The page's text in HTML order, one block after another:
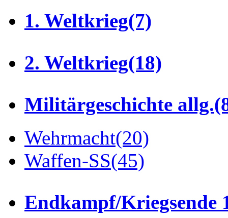
1. Weltkrieg(7)
2. Weltkrieg(18)
Militärgeschichte allg.
Wehrmacht(20)
Waffen-SS(45)
Endkampf/Kriegsende